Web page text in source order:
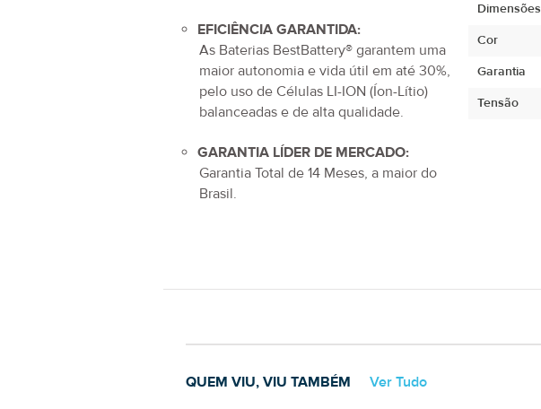
EFICIÊNCIA GARANTIDA:
As Baterias BestBattery® garantem uma
maior autonomia e vida útil em até 30%,
pelo uso de Células LI-ION (Íon-Lítio)
balanceadas e de alta qualidade.
GARANTIA LÍDER DE MERCADO:
Garantia Total de 14 Meses, a maior do
Brasil.
Dimensões
Cor
Garantia
Tensão
Ver Tudo
QUEM VIU, VIU TAMBÉM